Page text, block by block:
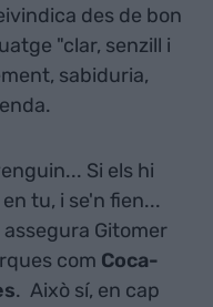
des de bon
"clar, senzill i
sabiduria,
Si els hi
tu, i se'n fien...
assegura Gitomer
com Coca-
. Això sí, en cap